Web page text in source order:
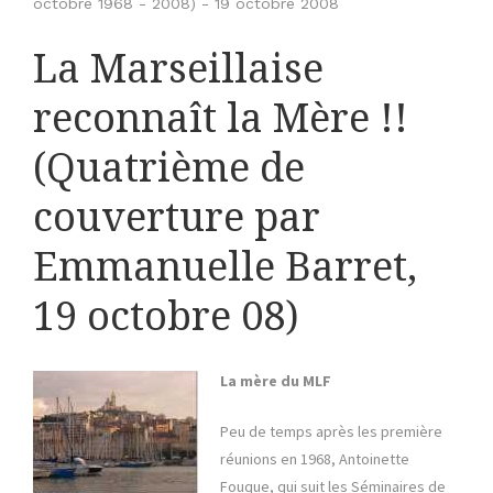
La Marseillaise
reconnaît la Mère !!
(Quatrième de
couverture par
Emmanuelle Barret,
19 octobre 08)
La mère du MLF
Peu de temps après les première
réunions en 1968, Antoinette
Fouque, qui suit les Séminaires de